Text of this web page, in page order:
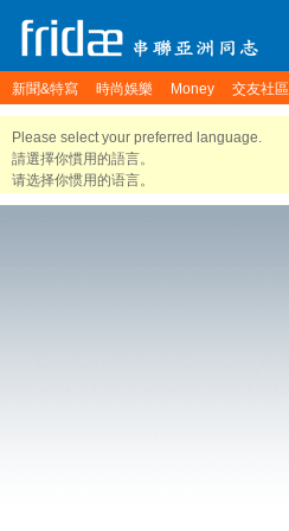
新聞&特寫 時尚娛樂 Money 交友社區
Please select your preferred language.
請選擇你慣用的語言。
请选择你惯用的语言。